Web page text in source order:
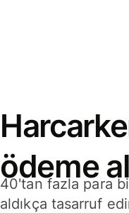
ödeme
40'tan fazla para
aldıkça tasarruf